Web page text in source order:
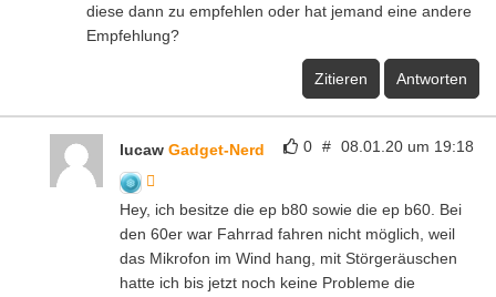
diese dann zu empfehlen oder hat jemand eine andere
Empfehlung?
Zitieren Antworten
0 # 08.01.20 um 19:18
lucaw Gadget-Nerd
Hey, ich besitze die ep b80 sowie die ep b60. Bei
den 60er war Fahrrad fahren nicht möglich, weil
das Mikrofon im Wind hang, mit Störgeräuschen
hatte ich bis jetzt noch keine Probleme die